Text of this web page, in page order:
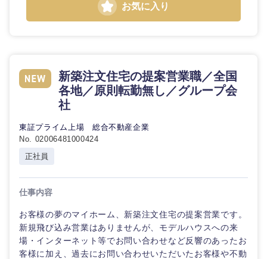
お気に入り
新築注文住宅の提案営業職／全国
各地／原則転勤無し／グループ会
社
東証プライム上場 総合不動産企業
No. 02006481000424
正社員
仕事内容
お客様の夢のマイホーム、新築注文住宅の提案営業です。
新規飛び込み営業はありませんが、モデルハウスへの来
場・インターネット等でお問い合わせなど反響のあったお
客様に加え、過去にお問い合わせいただいたお客様や不動